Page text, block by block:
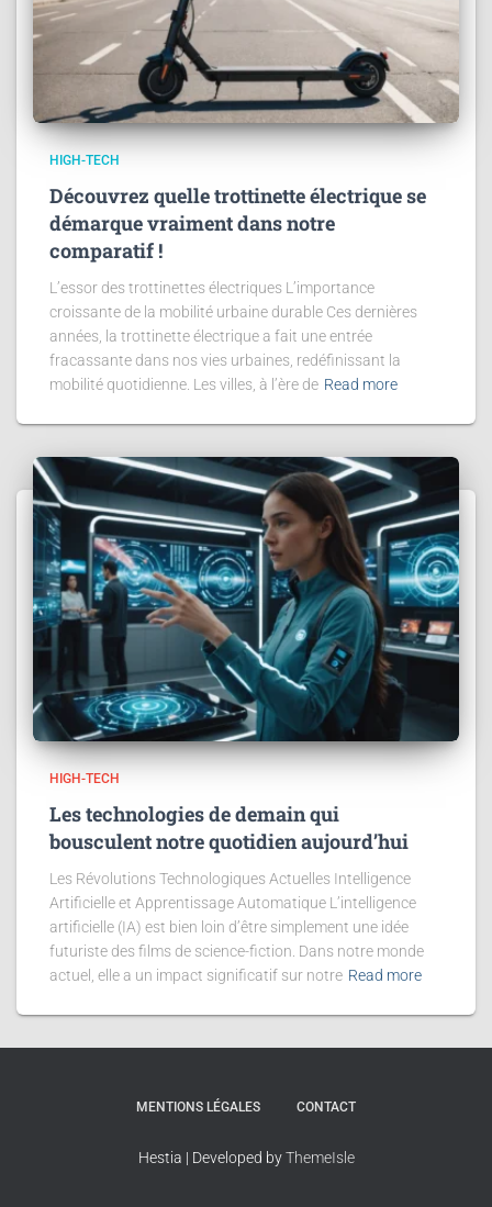
HIGH-TECH
Découvrez quelle trottinette électrique se
démarque vraiment dans notre
comparatif !
L’essor des trottinettes électriques L’importance
croissante de la mobilité urbaine durable Ces dernières
années, la trottinette électrique a fait une entrée
fracassante dans nos vies urbaines, redéfinissant la
mobilité quotidienne. Les villes, à l’ère de Read more
HIGH-TECH
Les technologies de demain qui
bousculent notre quotidien aujourd’hui
Les Révolutions Technologiques Actuelles Intelligence
Artificielle et Apprentissage Automatique L’intelligence
artificielle (IA) est bien loin d’être simplement une idée
futuriste des films de science-fiction. Dans notre monde
actuel, elle a un impact significatif sur notre Read more
MENTIONS LÉGALES CONTACT
Hestia | Developed byThemeIsle